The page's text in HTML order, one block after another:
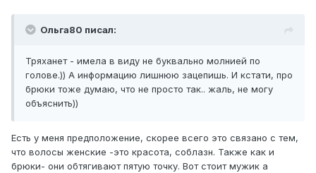
Ольга80 писал:
Тряханет - имела в виду не буквально молнией по
голове.)) А информацию лишнюю зацепишь. И кстати, про
брюки тоже думаю, что не просто так.. жаль, не могу
объяснить))
Есть у меня предположение, скорее всего это связано с тем,
что волосы женские -это красота, соблазн. Также как и
брюки- они обтягивают пятую точку. Вот стоит мужик а